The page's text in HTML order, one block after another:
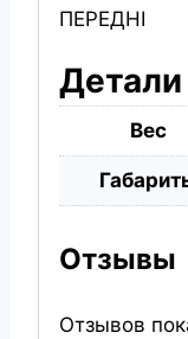
ПЕРЕДНІ
Детали
Вес
Отзывы
Отзывов